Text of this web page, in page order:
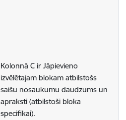
Kolonnā C ir Jāpievieno
izvēlētajam blokam atbilstošs
saišu nosaukumu daudzums un
apraksti (atbilstoši bloka
specifikai).